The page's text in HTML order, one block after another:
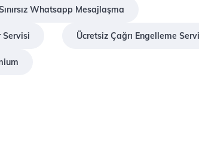
Whatsapp Mesajlaşma
Ücretsiz Çağrı Engelleme